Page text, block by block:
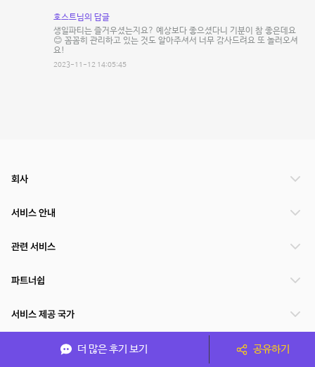
호스트님의 답글
생일파티는 즐거우셨는지요? 예상보다 좋으셨다니 기분이 참 좋은데요
😊 꼼꼼히 관리하고 있는 것도 알아주셔서 너무 감사드려요 또 놀러오셔
요!
2023-11-12 14:05:45
더 많은 후기 보기 공유하기
회사
서비스 안내
관련 서비스
파트너쉽
서비스 제공 국가